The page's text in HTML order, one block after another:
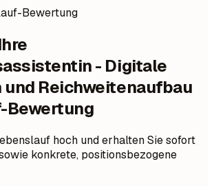
Bewertung
- Digitale
Reichweitenaufbau
Bewertung
hoch und erhalten Sie sofort
konkrete, positionsbezogene